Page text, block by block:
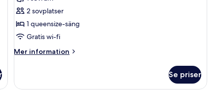
Deluxe-
rum
-
1
queensize-
2 sovplatser
1 queensize-säng
Gratis wi-fi
Mer information
Mer
rum
Se priser